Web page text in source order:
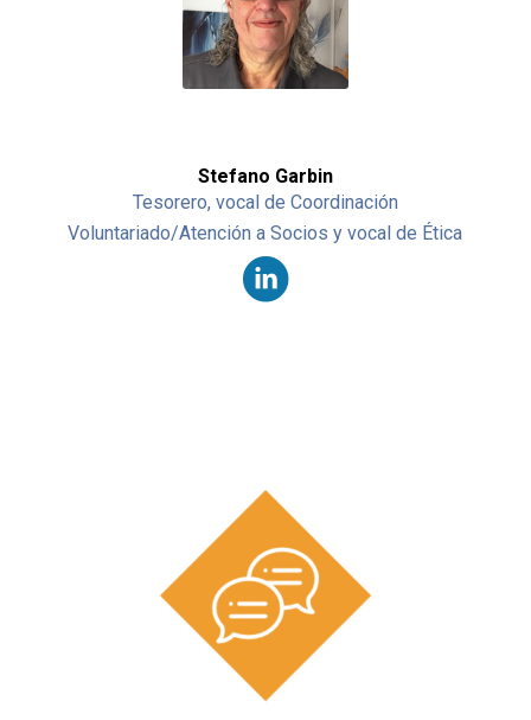
Stefano Garbin
Tesorero, vocal de Coordinación
Voluntariado/Atención a Socios y vocal de Ética